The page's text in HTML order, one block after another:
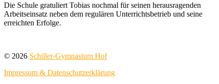
Die Schule gratuliert Tobias nochmal für seinen herausragenden
Arbeitseinsatz neben dem regulären Unterrichtsbetrieb und seine
erreichten Erfolge.
© 2026 Schiller-Gymnasium Hof
Impressum & Datenschutzerklärung